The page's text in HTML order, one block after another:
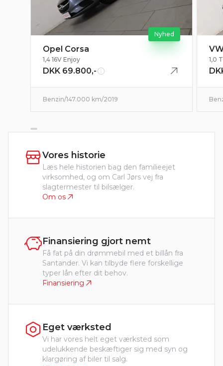
Nyhed
Opel Corsa
1,4 16V Enjoy
DKK 69.800,-
Benzin/147.000 km/2019
1,0
Vores historie
Læs hele historien bag den familieejet
virksomhed, og om Carl Jørs vej fra
slagtermester til bilsælger.
Om os
Finansiering gjort nemt
Få fat på din drømmebil med et billån fra
Santander. Vi kan tilbyde flere forskellige
typer lån efter dit behov.
Finansiering
Eget værksted
Vi har vores helt eget værksted som
udelukkende beskæftiger sig med syn og
klargøring af biler til salg.